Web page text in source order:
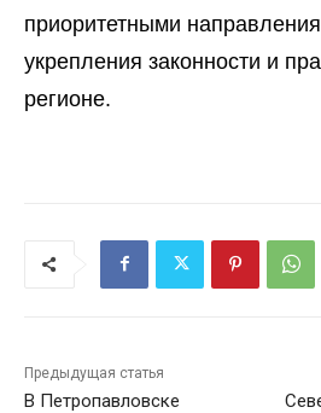
приоритетными
укрепления законности и
регионе.
Предыдущая статья
В Петропавловске